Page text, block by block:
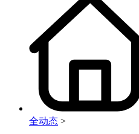
全动态 >